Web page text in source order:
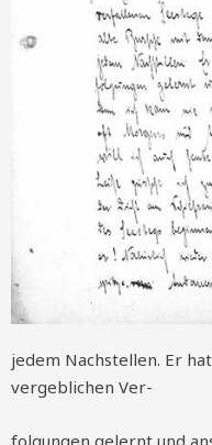
jedem Nachstellen. Er
vergeblichen Ver-
folgungen gelernt und